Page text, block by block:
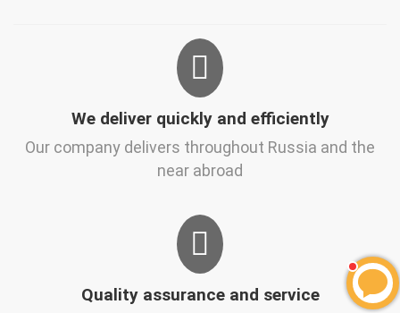
We deliver quickly and efficiently
Our company delivers throughout Russia and the
near abroad
Quality assurance and service